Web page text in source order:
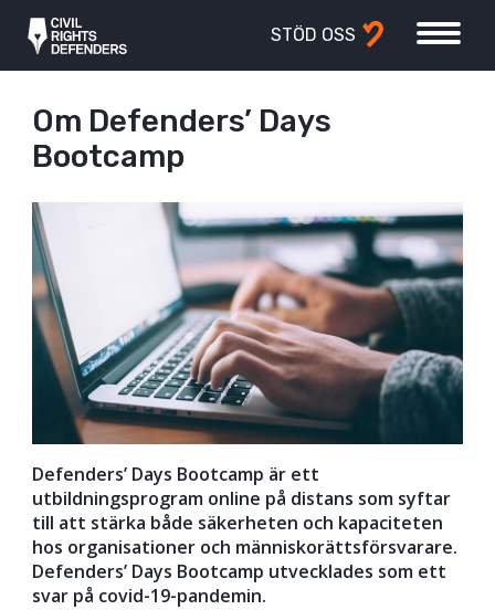
STÖD OSS
Om Defenders’ Days
Bootcamp
Defenders’ Days Bootcamp är ett
utbildningsprogram online på distans som syftar
till att stärka både säkerheten och kapaciteten
hos organisationer och människorättsförsvarare.
Defenders’ Days Bootcamp utvecklades som ett
svar på covid-19-pandemin.